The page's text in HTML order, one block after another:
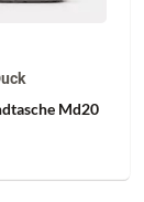
Md20